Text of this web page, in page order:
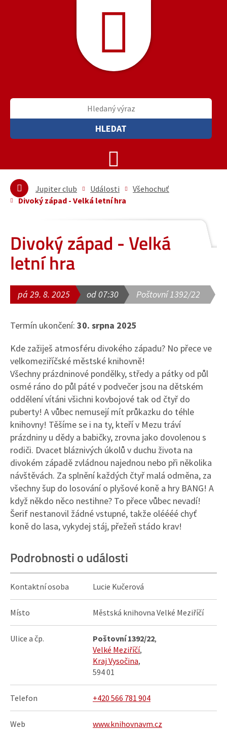
HLEDAT
Jupiter club Události
Všehochuť
Divoký západ - Velká letní hra
Divoký západ - Velká
letní hra
pá 29. 8. 2025 od 07:30 Poštovní 1392/22
Termín ukončení: 30. srpna 2025
Kde zažiješ atmosféru divokého západu? No přece ve
velkomeziříčské městské knihovně!
Všechny prázdninové pondělky, středy a pátky od půl
osmé ráno do půl páté v podvečer jsou na dětském
oddělení vítáni všichni kovbojové tak od čtyř do
puberty! A vůbec nemusejí mít průkazku do téhle
knihovny! Těšíme se i na ty, kteří v Mezu tráví
prázdniny u dědy a babičky, zrovna jako dovolenou s
rodiči. Dvacet bláznivých úkolů v duchu života na
divokém západě zvládnou najednou nebo při několika
návštěvách. Za splnění každých čtyř malá odměna, za
všechny šup do losování o plyšové koně a hry BANG! A
když někdo něco nestihne? To přece vůbec nevadí!
Šerif nestanovil žádné vstupné, takže oléééé chyť
koně do lasa, vykydej stáj, přežeň stádo krav!
Podrobnosti o události
Kontaktní osoba Lucie Kučerová
Místo Městská knihovna Velké Meziříčí
Ulice a čp. Poštovní 1392/22,
Velké Meziříčí,
Kraj Vysočina,
594 01
Telefon +420 566 781 904
Web www.knihovnavm.cz